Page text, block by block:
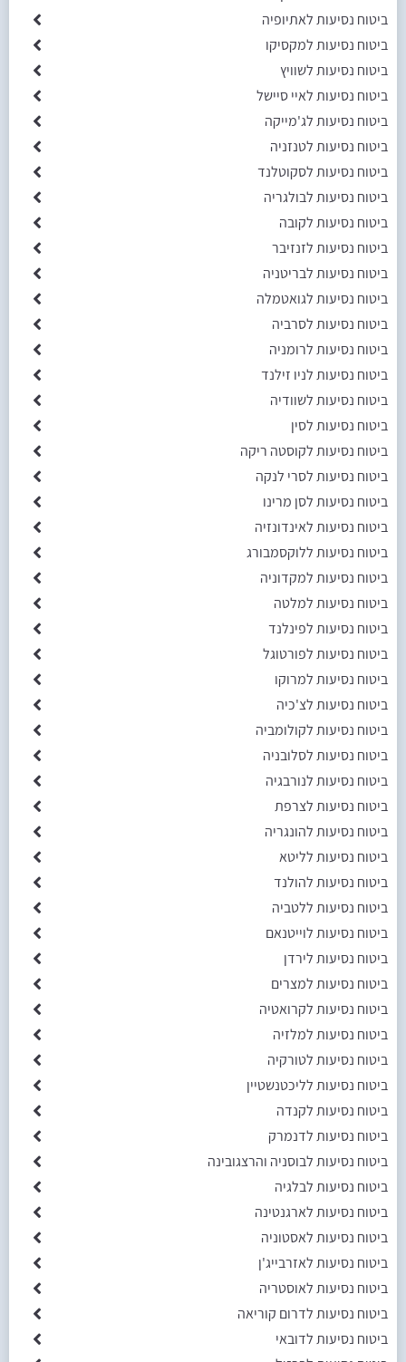
ביטוח נסיעות לאתיופיה
ביטוח נסיעות למקסיקו
ביטוח נסיעות לשוויץ
ביטוח נסיעות לאיי סיישל
ביטוח נסיעות לג'מייקה
ביטוח נסיעות לטנזניה
ביטוח נסיעות לסקוטלנד
ביטוח נסיעות לבולגריה
ביטוח נסיעות לקובה
ביטוח נסיעות לזנזיבר
ביטוח נסיעות לבריטניה
ביטוח נסיעות לגואטמלה
ביטוח נסיעות לסרביה
ביטוח נסיעות לרומניה
ביטוח נסיעות לניו זילנד
ביטוח נסיעות לשוודיה
ביטוח נסיעות לסין
ביטוח נסיעות לקוסטה ריקה
ביטוח נסיעות לסרי לנקה
ביטוח נסיעות לסן מרינו
ביטוח נסיעות לאינדונזיה
ביטוח נסיעות ללוקסמבורג
ביטוח נסיעות למקדוניה
ביטוח נסיעות למלטה
ביטוח נסיעות לפינלנד
ביטוח נסיעות לפורטוגל
ביטוח נסיעות למרוקו
ביטוח נסיעות לצ'כיה
ביטוח נסיעות לקולומביה
ביטוח נסיעות לסלובניה
ביטוח נסיעות לנורבגיה
ביטוח נסיעות לצרפת
ביטוח נסיעות להונגריה
ביטוח נסיעות לליטא
ביטוח נסיעות להולנד
ביטוח נסיעות ללטביה
ביטוח נסיעות לוייטנאם
ביטוח נסיעות לירדן
ביטוח נסיעות למצרים
ביטוח נסיעות לקרואטיה
ביטוח נסיעות למלזיה
ביטוח נסיעות לטורקיה
ביטוח נסיעות לליכטנשטיין
ביטוח נסיעות לקנדה
ביטוח נסיעות לדנמרק
ביטוח נסיעות לבוסניה והרצגובינה
ביטוח נסיעות לבלגיה
ביטוח נסיעות לארגנטינה
ביטוח נסיעות לאסטוניה
ביטוח נסיעות לאזרבייג'ן
ביטוח נסיעות לאוסטריה
ביטוח נסיעות לדרום קוריאה
ביטוח נסיעות לדובאי